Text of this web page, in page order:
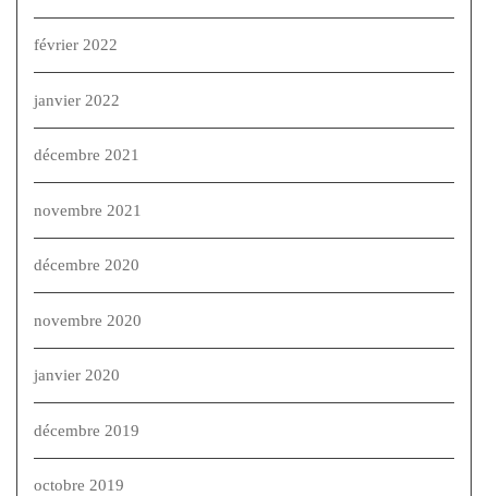
février 2022
janvier 2022
décembre 2021
novembre 2021
décembre 2020
novembre 2020
janvier 2020
décembre 2019
octobre 2019